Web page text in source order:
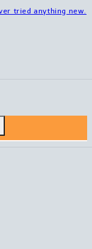
tried anything new.